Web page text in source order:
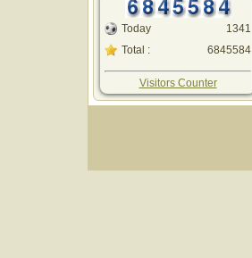
Today
Total :
1341
6845584
Visitors Counter